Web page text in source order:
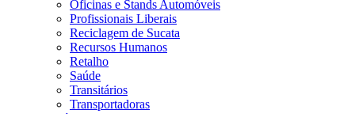
Oficinas e Stands Automóveis
Profissionais Liberais
Reciclagem de Sucata
Recursos Humanos
Retalho
Saúde
Transitários
Transportadoras